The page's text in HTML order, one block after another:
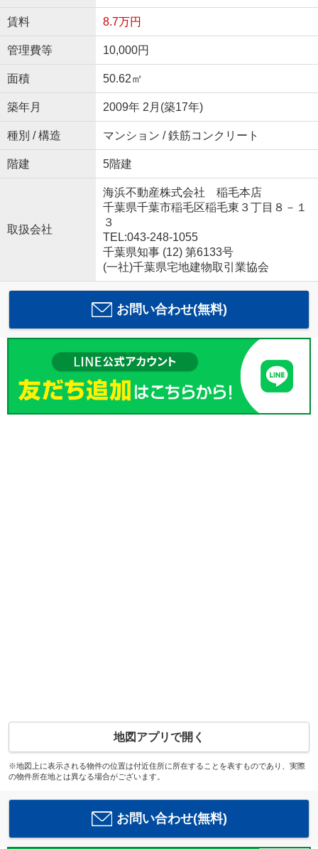
賃料 8.7万円
管理費等 10,000円
面積 50.62㎡
築年月 2009年 2月(築17年)
種別 / 構造 マンション / 鉄筋コンクリート
階建 5階建
取扱会社
海浜不動産株式会社 稲毛本店
千葉県千葉市稲毛区稲毛東３丁目８－１
３
TEL:043-248-1055
千葉県知事 (12) 第6133号
(一社)千葉県宅地建物取引業協会
お問い合わせ(無料)
地図アプリで開く
※地図上に表示される物件の位置は付近住所に所在することを表すものであり、実際
の物件所在地とは異なる場合がございます。
お問い合わせ(無料)